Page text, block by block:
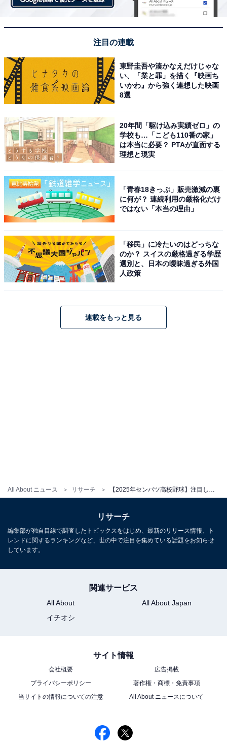
All About ニュース リサーチ
こちらもおすすめ
北海道・東北地方の好きな野球強豪校ランキン
は？
1 2
注目の連載
東野圭吾や湊かなえだけじゃな
い、「業と罪」を描く『映画ち
いかわ』から強く連想した映画
8選
20年間「駆け込み実績ゼロ」の
学校も…「こども110番の家」
は本当に必要？ PTAが直面する
理想と現実
「青春18きっぷ」販売激減の裏
に何が？ 連続利用の厳格化だけ
ではない「本当の理由」
「移民」に冷たいのはどっちな
のか？ スイスの厳格過ぎる学歴
選別と、日本の曖昧過ぎる外国
人政策
連載をもっと見る
リサーチ
編集部が独自目線で調査したトピックスをはじめ、最新のリリース情報、ト
レンドに関するランキングなど、世の中で注目を集めている話題をお知らせ
しています。
関連サービス
All About
All About Japan
イチオシ
サイト情報
会社概要
広告掲載
プライバシーポリシー
著作権・商標・免責事項
当サイトの情報についての注意
All About ニュースについて